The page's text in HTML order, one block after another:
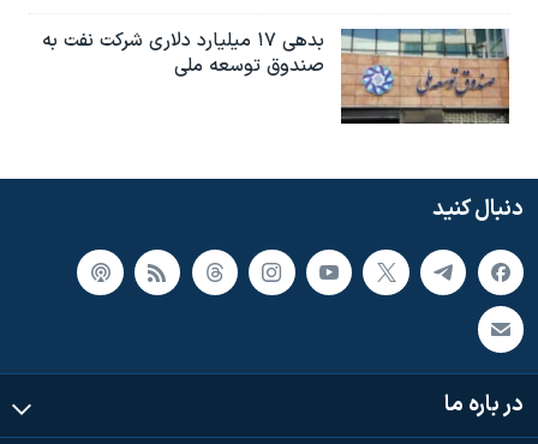
بدهی ۱۷ میلیارد دلاری شرکت نفت به
صندوق توسعه ملی
دنبال کنید
در باره ما